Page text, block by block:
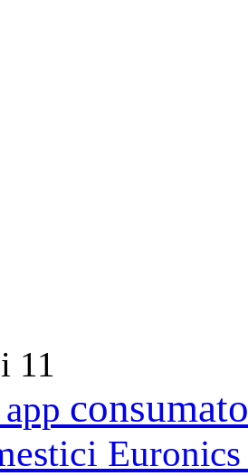
11
app